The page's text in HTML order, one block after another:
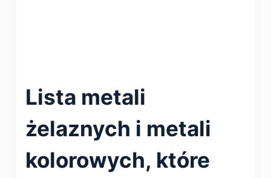
Lista metali
żelaznych i metali
kolorowych, które